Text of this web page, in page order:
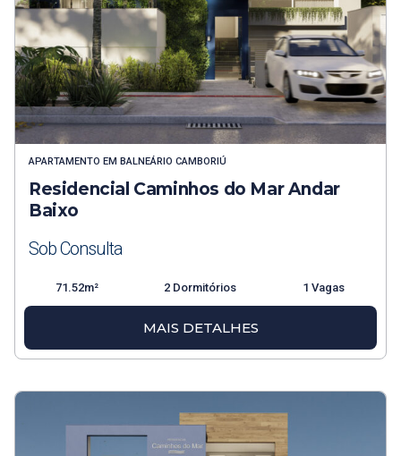
APARTAMENTO EM BALNEÁRIO CAMBORIÚ
Residencial Caminhos do Mar Andar
Baixo
Sob Consulta
71.52m² 2 Dormitórios 1 Vagas
MAIS DETALHES